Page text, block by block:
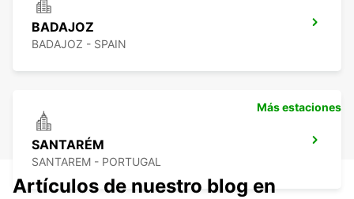
BADAJOZ
BADAJOZ - SPAIN
SANTARÉM
SANTAREM - PORTUGAL
Más estaciones
Artículos de nuestro blog en